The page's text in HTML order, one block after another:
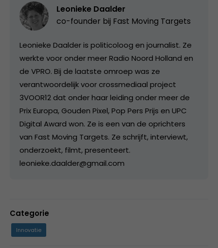
Leonieke Daalder
co-founder bij Fast Moving Targets
Leonieke Daalder is politicoloog en journalist. Ze
werkte voor onder meer Radio Noord Holland en
de VPRO. Bij de laatste omroep was ze
verantwoordelijk voor crossmediaal project
3VOOR12 dat onder haar leiding onder meer de
Prix Europa, Gouden Pixel, Pop Pers Prijs en UPC
Digital Award won. Ze is een van de oprichters
van Fast Moving Targets. Ze schrijft, interviewt,
onderzoekt, filmt, presenteert.
leonieke.daalder@gmail.com
Categorie
Innovatie